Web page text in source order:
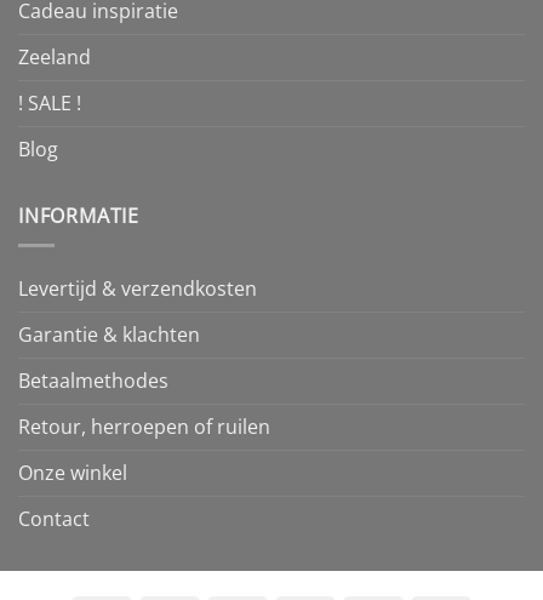
Cadeau inspiratie
Zeeland
! SALE !
Blog
INFORMATIE
Levertijd & verzendkosten
Garantie & klachten
Betaalmethodes
Retour, herroepen of ruilen
Onze winkel
Contact